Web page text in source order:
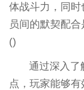
体战斗力，同
员间的默契配
()
通过深入了
点，玩家能够